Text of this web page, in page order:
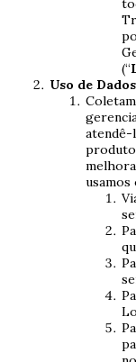
(“
Uso de
atendê-
usamos